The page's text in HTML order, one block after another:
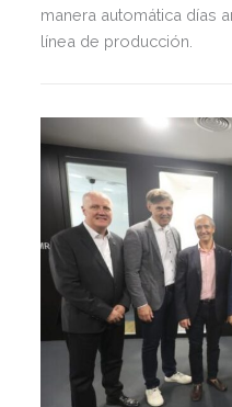
manera automática días
línea de producción.